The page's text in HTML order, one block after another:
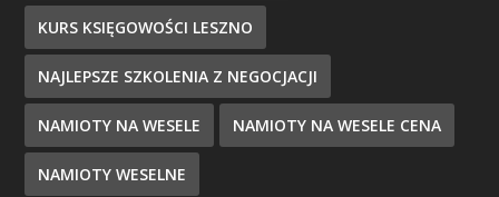
KURS KSIĘGOWOŚCI LESZNO
NAJLEPSZE SZKOLENIA Z NEGOCJACJI
NAMIOTY NA WESELE NAMIOTY NA WESELE CENA
NAMIOTY WESELNE